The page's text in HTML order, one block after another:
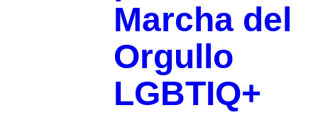
Marcha del
Orgullo
LGBTIQ+